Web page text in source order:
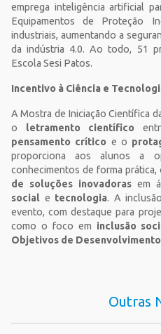
emprega inteligência artificial
Equipamentos de Proteção
industriais, aumentando a
da indústria 4.0. Ao todo, 51
Escola Sesi Patos.
Incentivo à Ciência e
A Mostra de Iniciação Científica
o letramento científico
pensamento crítico e o
proporciona aos alunos a
conhecimentos de forma prática,
de soluções inovadorasem
social e tecnologia. A
evento, com destaque para
como o foco em inclusão
Objetivos de
Outras